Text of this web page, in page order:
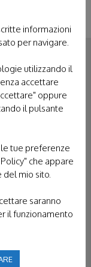
informazioni
per navigare.
utilizzando il
accettare
oppure
il pulsante
tue preferenze
che appare
mio sito.
saranno
il funzionamento